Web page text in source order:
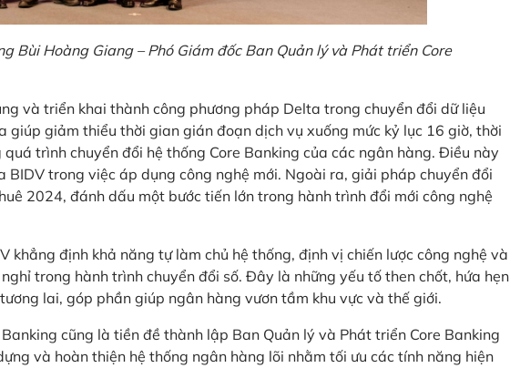
Bùi Hoàng Giang – Phó Giám đốc Ban Quản lý và Phát triển Core
và triển khai thành công phương pháp Delta trong chuyển đổi dữ liệu
giúp giảm thiểu thời gian gián đoạn dịch vụ xuống mức kỷ lục 16 giờ, thời
trình chuyển đổi hệ thống Core Banking của các ngân hàng. Điều này
BIDV trong việc áp dụng công nghệ mới. Ngoài ra, giải pháp chuyển đổi
2024, đánh dấu một bước tiến lớn trong hành trình đổi mới công nghệ
khẳng định khả năng tự làm chủ hệ thống, định vị chiến lược công nghệ và
trong hành trình chuyển đổi số. Đây là những yếu tố then chốt, hứa hẹn
lai, góp phần giúp ngân hàng vươn tầm khu vực và thế giới.
cũng là tiền đề thành lập Ban Quản lý và Phát triển Core Banking
và hoàn thiện hệ thống ngân hàng lõi nhằm tối ưu các tính năng hiện